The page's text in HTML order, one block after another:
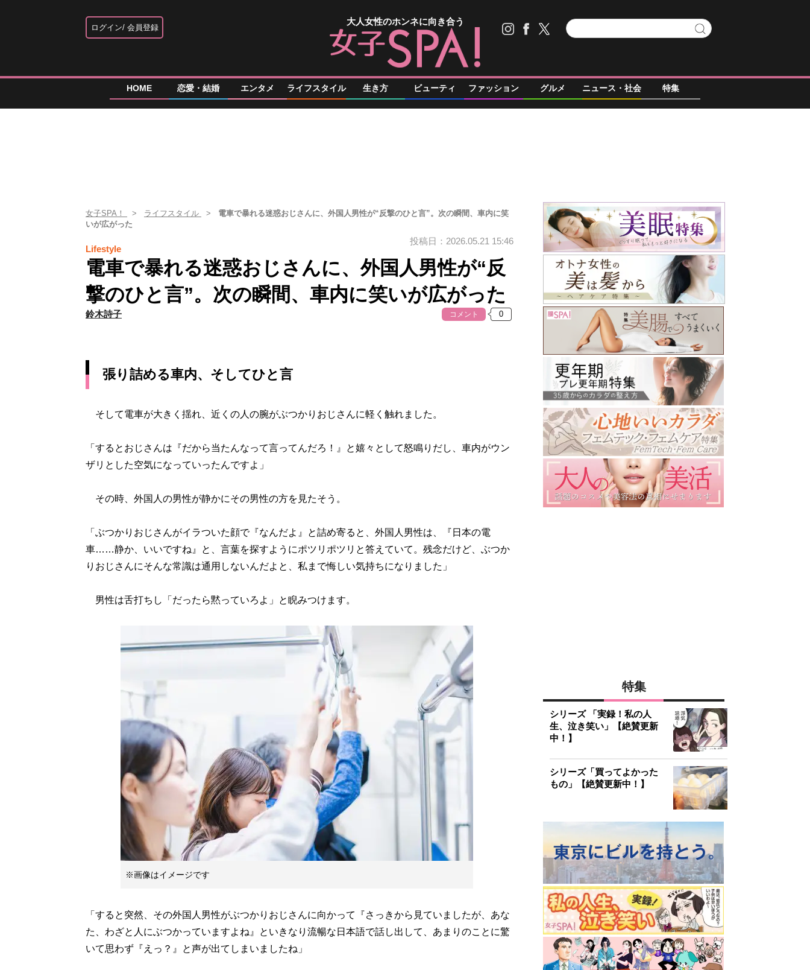
ログイン 会員登録
大人女性のホンネに向き合う
HOME 恋愛・結婚 エンタメ ライフスタイル 生き方 ビューティ ファッション グルメ ニュース・社会 特集
女子SPA！ ライフスタイル
電車で暴れる迷惑おじさんに、外国人男性が“反撃のひと言”。次の瞬間、車内に笑
いが広がった
Lifestyle
投稿日：2026.05.21 15:46
電車で暴れる迷惑おじさんに、外国人男性が“反
撃のひと言”。次の瞬間、車内に笑いが広がった
鈴木詩子 コメント
張り詰める車内、そしてひと言
そして電車が大きく揺れ、近くの人の腕がぶつかりおじさんに軽く触れました。
「するとおじさんは『だから当たんなって言ってんだろ！』と嬉々として怒鳴りだし、車内がウン
ザリとした空気になっていったんですよ」
その時、外国人の男性が静かにその男性の方を見たそう。
「ぶつかりおじさんがイラついた顔で『なんだよ』と詰め寄ると、外国人男性は、『日本の電
車……静か、いいですね』と、言葉を探すようにポツリポツリと答えていて。残念だけど、ぶつか
りおじさんにそんな常識は通用しないんだよと、私まで悔しい気持ちになりました」
男性は舌打ちし「だったら黙っていろよ」と睨みつけます。
※画像はイメージです
「すると突然、その外国人男性がぶつかりおじさんに向かって『さっきから見ていましたが、あな
た、わざと人にぶつかっていますよね』といきなり流暢な日本語で話し出して、あまりのことに驚
いて思わず『えっ？』と声が出てしまいましたね」
特集
シリーズ 「実録！私の人
生、泣き笑い」【絶賛更新
中！】
シリーズ「買ってよかった
もの」【絶賛更新中！】